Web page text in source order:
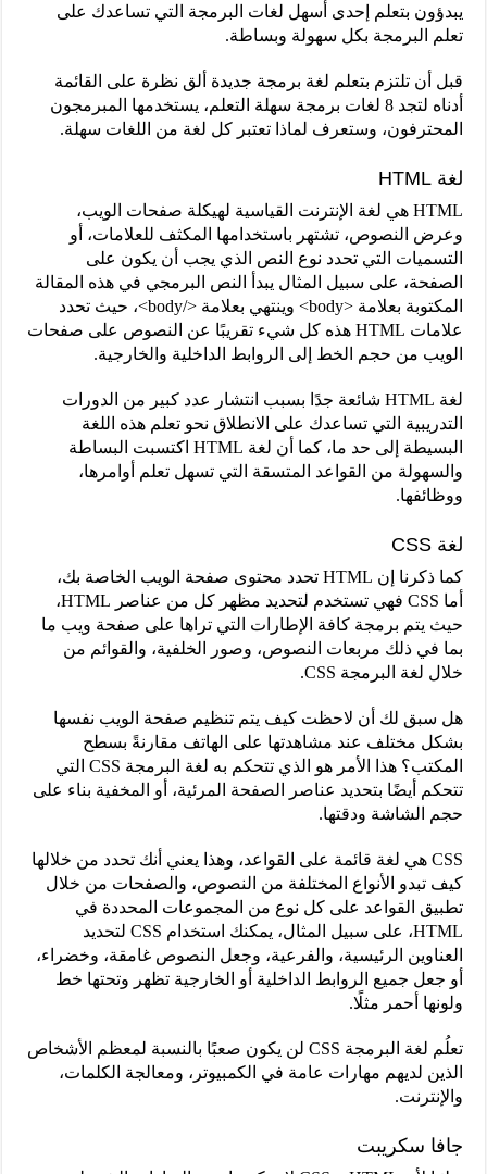
يبدؤون بتعلم إحدى أسهل لغات البرمجة التي تساعدك على
تعلم البرمجة بكل سهولة وبساطة.
قبل أن تلتزم بتعلم لغة برمجة جديدة ألق نظرة على القائمة
أدناه لتجد 8 لغات برمجة سهلة التعلم، يستخدمها المبرمجون
المحترفون، وستعرف لماذا تعتبر كل لغة من اللغات سهلة.
لغة HTML
HTML هي لغة الإنترنت القياسية لهيكلة صفحات الويب،
وعرض النصوص، تشتهر باستخدامها المكثف للعلامات، أو
التسميات التي تحدد نوع النص الذي يجب أن يكون على
الصفحة، على سبيل المثال يبدأ النص البرمجي في هذه المقالة
المكتوبة بعلامة <body> وينتهي بعلامة </body>، حيث تحدد
علامات HTML هذه كل شيء تقريبًا عن النصوص على صفحات
الويب من حجم الخط إلى الروابط الداخلية والخارجية.
لغة HTML شائعة جدًا بسبب انتشار عدد كبير من الدورات
التدريبية التي تساعدك على الانطلاق نحو تعلم هذه اللغة
البسيطة إلى حد ما، كما أن لغة HTML اكتسبت البساطة
والسهولة من القواعد المتسقة التي تسهل تعلم أوامرها،
ووظائفها.
لغة CSS
كما ذكرنا إن HTML تحدد محتوى صفحة الويب الخاصة بك،
أما CSS فهي تستخدم لتحديد مظهر كل من عناصر HTML،
حيث يتم برمجة كافة الإطارات التي تراها على صفحة ويب ما
بما في ذلك مربعات النصوص، وصور الخلفية، والقوائم من
خلال لغة البرمجة CSS.
هل سبق لك أن لاحظت كيف يتم تنظيم صفحة الويب نفسها
بشكل مختلف عند مشاهدتها على الهاتف مقارنةً بسطح
المكتب؟ هذا الأمر هو الذي تتحكم به لغة البرمجة CSS التي
تتحكم أيضًا بتحديد عناصر الصفحة المرئية، أو المخفية بناء على
حجم الشاشة ودقتها.
CSS هي لغة قائمة على القواعد، وهذا يعني أنك تحدد من خلالها
كيف تبدو الأنواع المختلفة من النصوص، والصفحات من خلال
تطبيق القواعد على كل نوع من المجموعات المحددة في
HTML، على سبيل المثال، يمكنك استخدام CSS لتحديد
العناوين الرئيسية، والفرعية، وجعل النصوص غامقة، وخضراء،
أو جعل جميع الروابط الداخلية أو الخارجية تظهر وتحتها خط
ولونها أحمر مثلًا.
تعلُم لغة البرمجة CSS لن يكون صعبًا بالنسبة لمعظم الأشخاص
الذين لديهم مهارات عامة في الكمبيوتر، ومعالجة الكلمات،
والإنترنت.
جافا سكريبت